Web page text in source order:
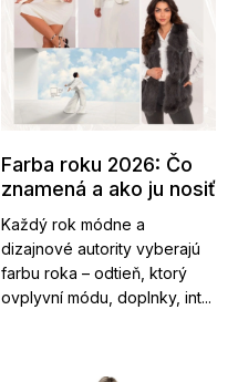
Farba roku 2026: Čo
znamená a ako ju nosiť
Každý rok módne a
dizajnové autority vyberajú
farbu roka – odtieň, ktorý
ovplyvní módu, doplnky, int...